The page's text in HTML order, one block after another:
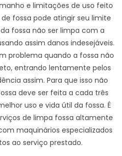
e limitações de uso feito
fossa pode atingir seu limite
fossa não ser limpa com a
assim danos indesejáveis.
problema quando a fossa não
entrando lentamente pelos
assim. Para que isso não
deve ser feita a cada três
uso e vida útil da fossa. É
de limpa fossa altamente
maquinários especializados
ao serviço prestado.